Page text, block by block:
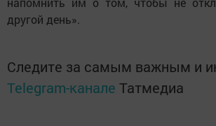
другой день».
Следите за самым важным и
Telegram-канале Татмедиа